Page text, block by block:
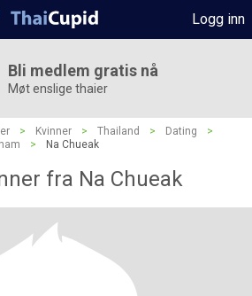
Logg inn
Bli medlem gratis nå
Møt enslige thaier
> Kvinner > Thailand > Dating
>
> Na Chueak
fra Na Chueak